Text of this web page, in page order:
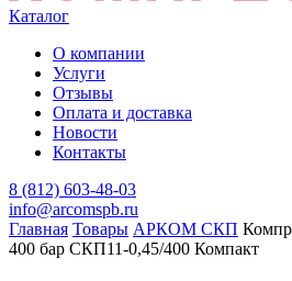
Каталог
О компании
Услуги
Отзывы
Оплата и доставка
Новости
Контакты
8 (812) 603-48-03
info@arcomspb.ru
Главная Товары АРКОМ СКП
400 бар СКП11-0,45/400 Компакт